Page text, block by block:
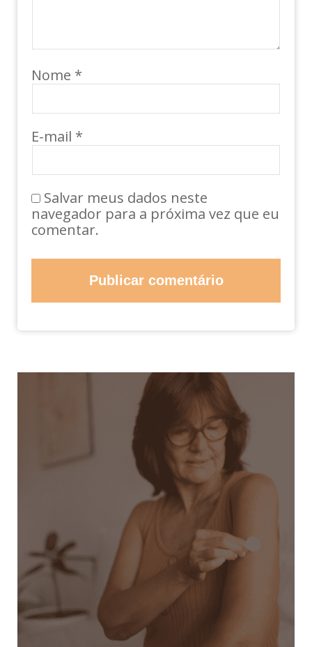
Nome *
E-mail *
Salvar meus dados neste
navegador para a próxima vez que eu
comentar.